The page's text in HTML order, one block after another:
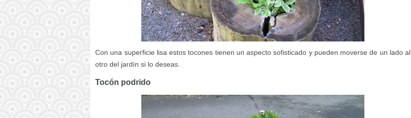
Con una superficie lisa estos tocones tienen un aspecto sofisticado y pueden moverse de un lado al
otro del jardín si lo deseas.
Tocón podrido